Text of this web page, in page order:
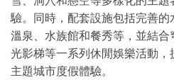
驗。同時，配套設施包括完善
溫泉、水族館和餐秀等，並結
光影梯等一系列休閒娛樂活動
主題城市度假體驗。